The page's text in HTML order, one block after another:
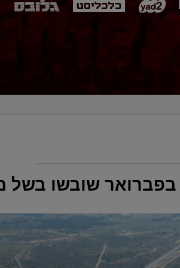
בפברואר שובשו